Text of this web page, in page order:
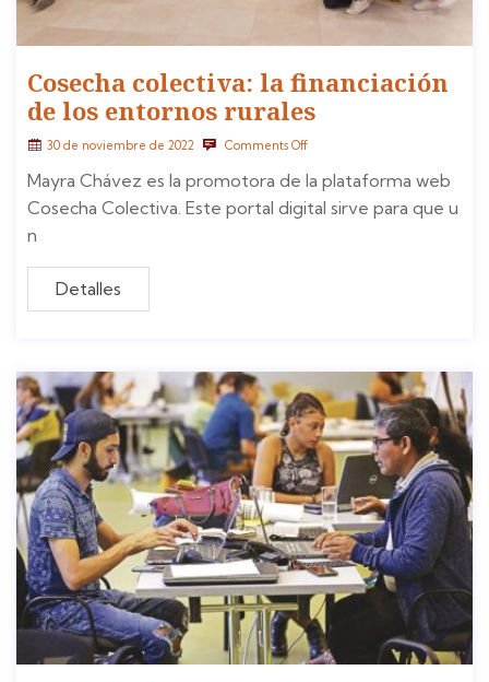
Cosecha colectiva: la financiación
de los entornos rurales
30 de noviembre de 2022 Comments Off
Mayra Chávez es la promotora de la plataforma web
Cosecha Colectiva. Este portal digital sirve para que u
n
Detalles